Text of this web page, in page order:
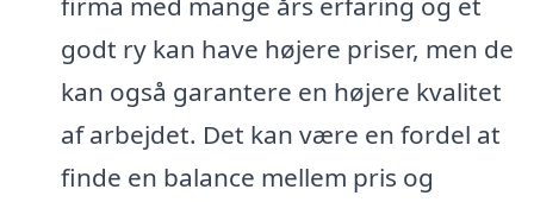
godt ry kan have højere priser, men de
kan også garantere en højere kvalitet
af arbejdet. Det kan være en fordel at
finde en balance mellem pris og